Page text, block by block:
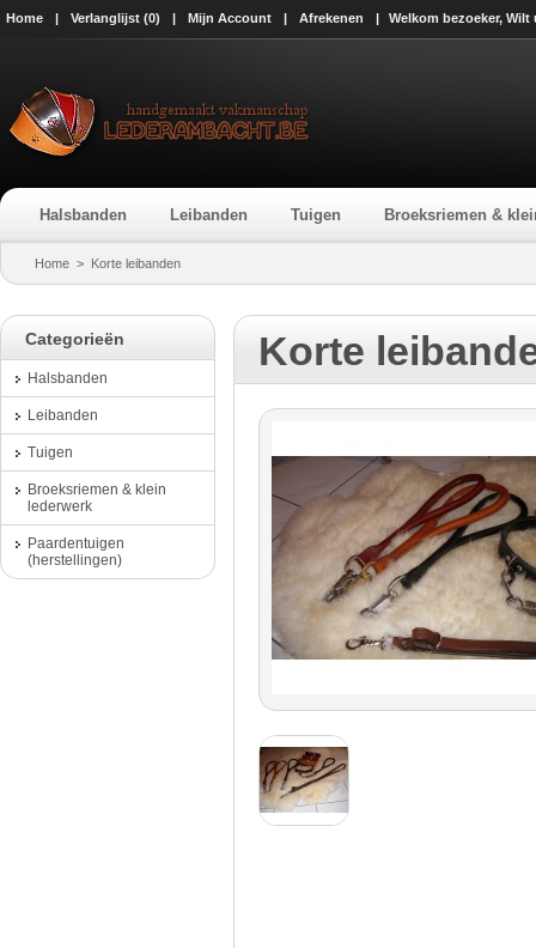
Home | Verlanglijst (0) | Mijn Account | Afrekenen | Welkom bezoeker, Wilt
Halsbanden Leibanden Tuigen Broeksriemen &
Categorieën
Halsbanden
Leibanden
Tuigen
Broeksriemen & klein
lederwerk
Paardentuigen
(herstellingen)
Home > Korte leibanden
Korte